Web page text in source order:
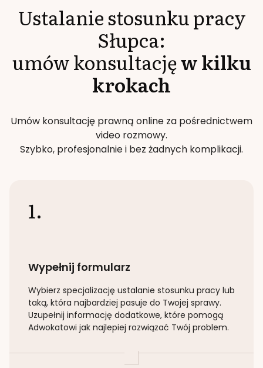
Ustalanie stosunku pracy
Słupca:
umów konsultacjęw kilku
krokach
Umów konsultację prawną online za pośrednictwem
video rozmowy.
Szybko, profesjonalnie i bez żadnych komplikacji.
1.
Wypełnij formularz
Wybierz specjalizację ustalanie stosunku pracy lub
taką, która najbardziej pasuje do Twojej sprawy.
Uzupełnij informację dodatkowe, które pomogą
Adwokatowi jak najlepiej rozwiązać Twój problem.